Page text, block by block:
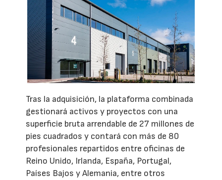
Tras la adquisición, la plataforma combinada
gestionará activos y proyectos con una
superficie bruta arrendable de 27 millones de
pies cuadrados y contará con más de 80
profesionales repartidos entre oficinas de
Reino Unido, Irlanda, España, Portugal,
Países Bajos y Alemania, entre otros